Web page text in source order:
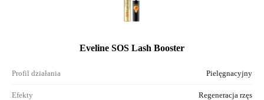
Eveline SOS Lash Booster
Profil działania Pielęgnacyjny
Efekty Regeneracja rzęs